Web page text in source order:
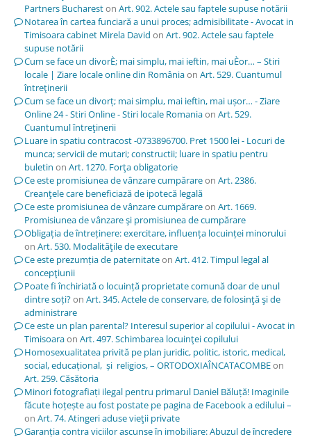
Partners Buchareston Art. 902. Actele sau faptele supuse notării
Notarea în cartea funciară a unui proces; admisibilitate - Avocat in
Timisoara cabinet Mirela David on Art. 902. Actele sau faptele
supuse notării
Cum se face un divorÈ; mai simplu, mai ieftin, mai uÈor… – Stiri
locale | Ziare locale online din Româniaon Art. 529. Cuantumul
întreţinerii
Cum se face un divorț; mai simplu, mai ieftin, mai ușor… - Ziare
Online 24 - Stiri Online - Stiri locale Romaniaon Art. 529.
Cuantumul întreţinerii
Luare in spatiu contracost -0733896700. Pret 1500 lei - Locuri de
munca; servicii de mutari; constructii; luare in spatiu pentru
buletin on Art. 1270. Forţa obligatorie
Ce este promisiunea de vânzare cumpărareon Art. 2386.
Creanţele care beneficiază de ipotecă legală
Ce este promisiunea de vânzare cumpărareon Art. 1669.
Promisiunea de vânzare şi promisiunea de cumpărare
Obligația de întreținere: exercitare, influența locuinței minorului
on Art. 530. Modalităţile de executare
Ce este prezumția de paternitateon Art. 412. Timpul legal al
concepţiunii
Poate fi închiriată o locuință proprietate comună doar de unul
dintre soți?on Art. 345. Actele de conservare, de folosinţă şi de
administrare
Ce este un plan parental? Interesul superior al copilului - Avocat in
Timisoaraon Art. 497. Schimbarea locuinţei copilului
Homosexualitatea privită pe plan juridic, politic, istoric, medical,
social, educațional, și religios, – ORTODOXIAÎNCATACOMBEon
Art. 259. Căsătoria
Minori fotografiați ilegal pentru primarul Daniel Băluță! Imaginile
făcute hoțește au fost postate pe pagina de Facebook a edilului –
on Art. 74. Atingeri aduse vieţii private
Garanția contra viciilor ascunse în imobiliare: Abuzul de încredere